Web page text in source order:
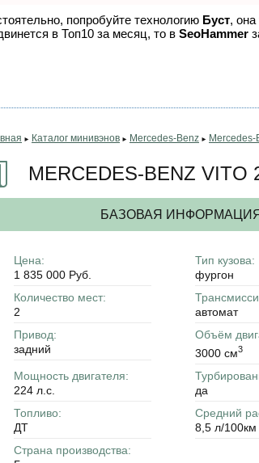
попробуйте технологию Буст,
в Топ10 за месяц, то в SeoHammer
► Каталог минивэнов ► Mercedes-Benz ► Mercedes-
MERCEDES-BENZ
БАЗОВАЯ ИНФОРМАЦИЯ
Цена:
1 835 000 Руб.
Тип кузова:
фургон
Количество мест:
2
автомат
Привод:
задний
Объём
3000 см3
Мощность двигателя:
224 л.с.
да
Топливо:
ДТ
Средний
8,5 л/100км
Страна производства: